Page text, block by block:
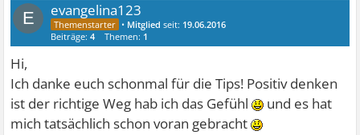
An der Stelle möchte ich dir klarmachen, dass diese
Ängste nichts an der situation ändern, die du dir
ausmalst. Es kann mit ihm jederzeit vorbei sein.
Du merkst selbst, dass diese ängste dir nicht gut tun und
dich nur bekloppt machen. Da du jetzt weißt, dass du
ohnehin die Gefahren nicht abschalten kannst und deine
E evangelina123
• Mitglied seit: 19.06.2016
Beiträge:4 Themen: 1
Hi,
Ich danke euch schonmal für die Tips! Positiv denken
ist der richtige Weg hab ich das Gefühl
und es hat
mich tatsächlich schon voran gebracht